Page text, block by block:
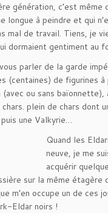
génération, c’est
longue à peindre et qui
mal de travail. Tiens, je
dormaient gentiment au
parler de la garde
(centaines) de figurines à
ou sans baïonnette),
plein de chars dont
une Valkyrie…
Quand les
neuve, je me
acquérir
sur la même étagère
m’en occupe un de ces
Eldar noirs !